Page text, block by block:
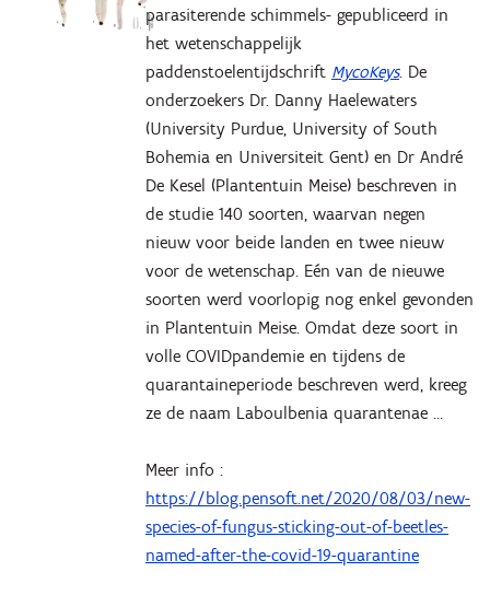
parasiterende schimmels- gepubliceerd in
het wetenschappelijk
paddenstoelentijdschrift MycoKeys. De
onderzoekers Dr. Danny Haelewaters
(University Purdue, University of South
Bohemia en Universiteit Gent) en Dr André
De Kesel (Plantentuin Meise) beschreven in
de studie 140 soorten, waarvan negen
nieuw voor beide landen en twee nieuw
voor de wetenschap. Eén van de nieuwe
soorten werd voorlopig nog enkel gevonden
in Plantentuin Meise. Omdat deze soort in
volle COVIDpandemie en tijdens de
quarantaineperiode beschreven werd, kreeg
ze de naam Laboulbenia quarantenae …
Meer info :
https://blog.pensoft.net/2020/08/03/new-
species-of-fungus-sticking-out-of-beetles-
named-after-the-covid-19-quarantine